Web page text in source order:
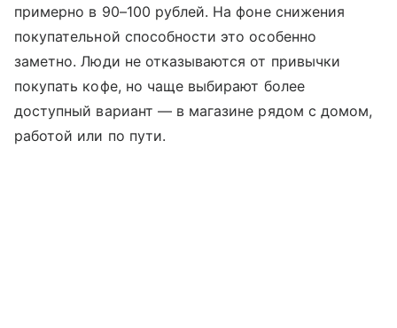
примерно в 90–100 рублей. На фоне снижения
покупательной способности это особенно
заметно. Люди не отказываются от привычки
покупать кофе, но чаще выбирают более
доступный вариант — в магазине рядом с домом,
работой или по пути.